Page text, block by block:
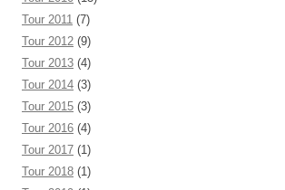
Tour 2011 (7)
Tour 2012 (9)
Tour 2013 (4)
Tour 2014 (3)
Tour 2015 (3)
Tour 2016 (4)
Tour 2017 (1)
Tour 2018 (1)